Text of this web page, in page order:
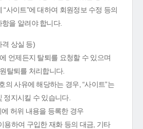
“사이트”에 대하여 회원정보 수정 등의
을 알려야 합니다.
상실 등)
언제든지 탈퇴를 요청할 수 있으며
탈퇴를 처리합니다.
사유에 해당하는 경우, “사이트”는
정지시킬 수 있습니다.
허위 내용을 등록한 경우
용하여 구입한 재화 등의 대금, 기타